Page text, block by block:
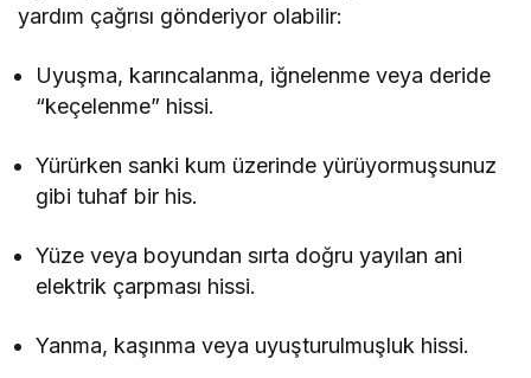
yardım çağrısı gönderiyor olabilir:
Uyuşma, karıncalanma, iğnelenme veya deride
“keçelenme” hissi.
Yürürken sanki kum üzerinde yürüyormuşsunuz
gibi tuhaf bir his.
Yüze veya boyundan sırta doğru yayılan ani
elektrik çarpması hissi.
Yanma, kaşınma veya uyuşturulmuşluk hissi.